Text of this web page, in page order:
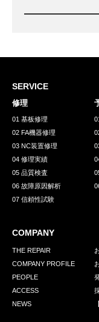
SERVICE
修理
01 基板修理
02 FA機器修理
03 NC装置修理
04 修理実績
05 品質検査
06 故障原因解析
07 信頼性試験
COMPANY
THE REPAIR
COMPANY PROFILE
PEOPLE
ACCESS
NEWS